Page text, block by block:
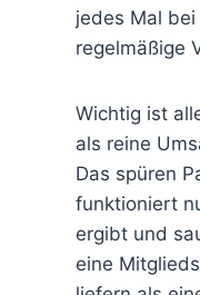
jedes Mal
regelmäßige
Wichtig ist
als reine
Das spüren
funktioniert
ergibt und
eine